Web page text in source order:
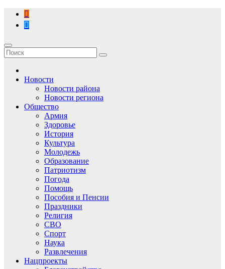
Перейти
содержимому
Новости
Новости района
Новости региона
Общество
Армия
Здоровье
История
Культура
Молодежь
Образование
Патриотизм
Погода
Помощь
Пособия и Пенсии
Праздники
Религия
СВО
Спорт
Наука
Развлечения
Нацпроекты